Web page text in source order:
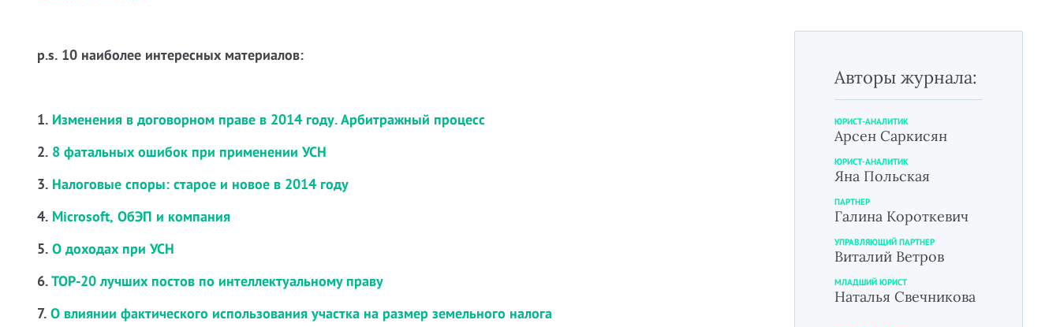
p.s. 10 наиболее интересных материалов:
1. Изменения в договорном праве в 2014 году. Арбитражный процесс
2. 8 фатальных ошибок при применении УСН
3. Налоговые споры: старое и новое в 2014 году
4. Microsoft, ОбЭП и компания
5. О доходах при УСН
6.ТОР-20 лучших постов по интеллектуальному праву
7. О влиянии фактического использования участка на размер земельного налога
Авторы журнала:
ЮРИСТ-АНАЛИТИК
Арсен Саркисян
ЮРИСТ-АНАЛИТИК
Яна Польская
ПАРТНЕР
Галина Короткевич
УПРАВЛЯЮЩИЙ ПАРТНЕР
Виталий Ветров
МЛАДШИЙ ЮРИСТ
Наталья Свечникова